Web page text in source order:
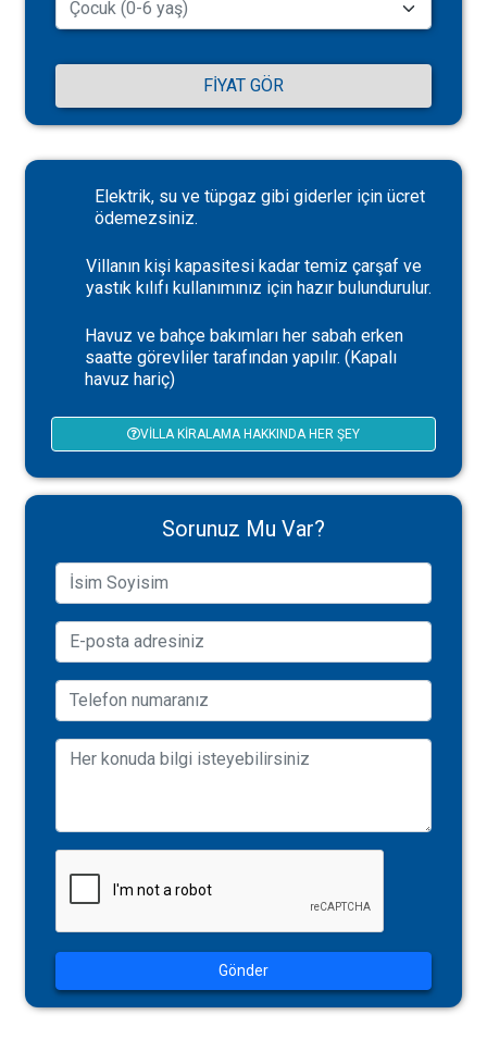
FIYAT GÖR
Elektrik, su ve tüpgaz gibi giderler için ücret
ödemezsiniz.
Villanın kişi kapasitesi kadar temiz çarşaf ve
yastık kılıfı kullanımınız için hazır bulundurulur.
Havuz ve bahçe bakımları her sabah erken
saatte görevliler tarafından yapılır. (Kapalı
havuz hariç)
VILLA KIRALAMA HAKKINDA HER ŞEY
Sorunuz Mu Var?
Gönder